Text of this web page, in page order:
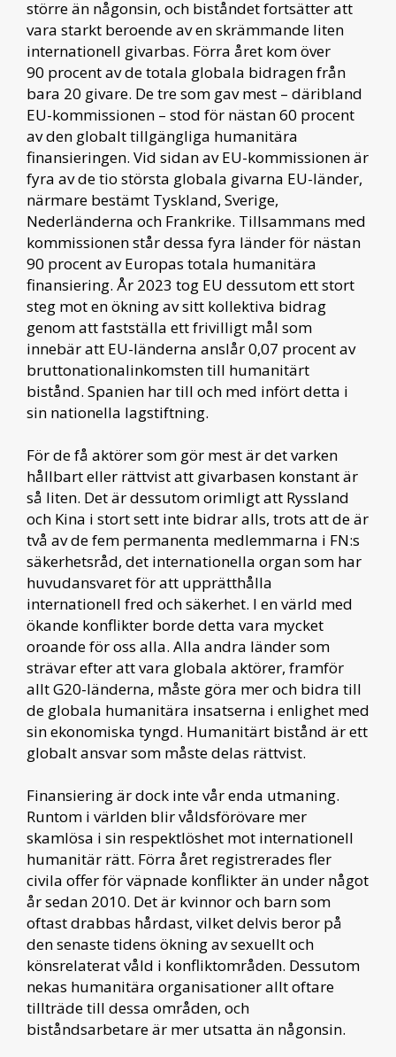
större än någonsin, och biståndet fortsätter att
vara starkt beroende av en skrämmande liten
internationell givarbas. Förra året kom över
90 procent av de totala globala bidragen från
bara 20 givare. De tre som gav mest – däribland
EU-kommissionen – stod för nästan 60 procent
av den globalt tillgängliga humanitära
finansieringen. Vid sidan av EU-kommissionen är
fyra av de tio största globala givarna EU-länder,
närmare bestämt Tyskland, Sverige,
Nederländerna och Frankrike. Tillsammans med
kommissionen står dessa fyra länder för nästan
90 procent av Europas totala humanitära
finansiering. År 2023 tog EU dessutom ett stort
steg mot en ökning av sitt kollektiva bidrag
genom att fastställa ett frivilligt mål som
innebär att EU-länderna anslår 0,07 procent av
bruttonationalinkomsten till humanitärt
bistånd. Spanien har till och med infört detta i
sin nationella lagstiftning.
För de få aktörer som gör mest är det varken
hållbart eller rättvist att givarbasen konstant är
så liten. Det är dessutom orimligt att Ryssland
och Kina i stort sett inte bidrar alls, trots att de är
två av de fem permanenta medlemmarna i FN:s
säkerhetsråd, det internationella organ som har
huvudansvaret för att upprätthålla
internationell fred och säkerhet. I en värld med
ökande konflikter borde detta vara mycket
oroande för oss alla. Alla andra länder som
strävar efter att vara globala aktörer, framför
allt G20-länderna, måste göra mer och bidra till
de globala humanitära insatserna i enlighet med
sin ekonomiska tyngd. Humanitärt bistånd är ett
globalt ansvar som måste delas rättvist.
Finansiering är dock inte vår enda utmaning.
Runtom i världen blir våldsförövare mer
skamlösa i sin respektlöshet mot internationell
humanitär rätt. Förra året registrerades fler
civila offer för väpnade konflikter än under något
år sedan 2010. Det är kvinnor och barn som
oftast drabbas hårdast, vilket delvis beror på
den senaste tidens ökning av sexuellt och
könsrelaterat våld i konfliktområden. Dessutom
nekas humanitära organisationer allt oftare
tillträde till dessa områden, och
biståndsarbetare är mer utsatta än någonsin.